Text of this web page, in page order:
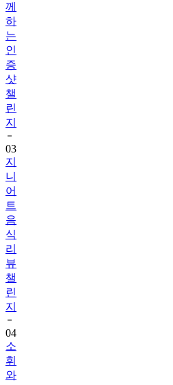
께
하
는
인
증
샷
챌
린
지
03
지
니
어
트
음
식
리
뷰
챌
린
지
04
소
휘
와